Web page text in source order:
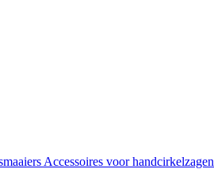
Accessoires voor handcirkelzagen